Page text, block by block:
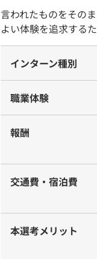
言われたものをその
よい体験を追求する
インターン種別
職業体験
報酬
交通費・宿泊費
本選考メリット